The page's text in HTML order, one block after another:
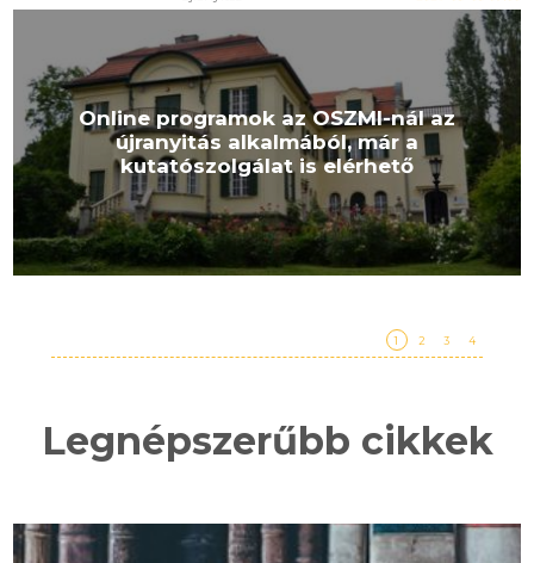
Online programok az OSZMI-nál az
újranyitás alkalmából, már a
kutatószolgálat is elérhető
1 2 3 4
Legnépszerűbb cikkek